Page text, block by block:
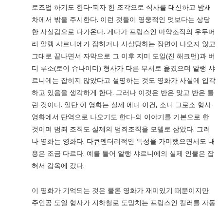
로즈업 하기도 한다-피자 한 조각으로 식사를 대신하고 밤새
차에서 밖을 주시한다. 이런 것들이 영웅적인 멋보다는 상당
한 사실감으로 다가온다. 게다가 프랑스인 마약조직의 우두머
리 알랭 샤르니에가 잡히거나 사살당하는 장면이 나오지 않고
그대로 끝나면서 자막으로 그 이후 지미 도일(진 해크먼)과 버
디 루소(로이 슈나이더) 형사가 다른 부서로 옮겼으며 알랭 샤
르니에는 잡히지 않았다고 설명하는 것도 영화가 사실에 입각
하고 있음을 생각하게 한다. 그러나 이것은 반은 맞고 반은 틀
린 것이다. 일단 이 영화는 실제 에디 이건, 소니 그로소 형사-
영화에서 단역으로 나오기도 한다-의 이야기를 기본으로 한
것이며 범죄 조직도 실제의 범죄조직을 모델로 삼았다. 그러
나 영화는 영화다. 다큐멘터리적인 특성을 가미했으면서도 내
용은 조금 다르다. 예를 들어 알랭 샤르니에의 실제 인물은 잡
혀서 감옥에 갔다.
이 영화가 기억되는 것은 물론 영화가 재미있기 때문이지만
주인공 도일 형사가 지하철로 도망치는 프랑스인 킬러를 자동